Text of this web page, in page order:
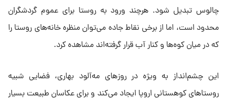
چالوس تبدیل شود. هرچند ورود به روستا برای عموم گردشگران
محدود است، اما از برخی نقاط جاده می‌توان منظره خانه‌های روستا را
که در میان کوه‌ها و کنار آب قرار گرفته‌اند مشاهده کرد.
این چشم‌انداز به ویژه در روزهای مه‌آلود بهاری، فضایی شبیه
روستاهای کوهستانی اروپا ایجاد می‌کند و برای عکاسان طبیعت بسیار